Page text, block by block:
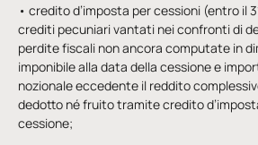
• credito d’imposta per cessioni (entro il
crediti pecuniari vantati nei confronti di
perdite fiscali non ancora computate in
imponibile alla data della cessione e
nozionale eccedente il reddito
dedotto né fruito tramite credito
cessione;